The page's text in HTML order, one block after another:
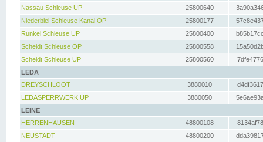
Nassau Schleuse UP
25800640
Niederbiel Schleuse Kanal OP
25800177
Runkel Schleuse UP
25800400
Scheidt Schleuse OP
25800558
Scheidt Schleuse UP
25800560
LEDA
DREYSCHLOOT
3880010
LEDASPERRWERK UP
3880050
LEINE
HERRENHAUSEN
48800108
NEUSTADT
48800200